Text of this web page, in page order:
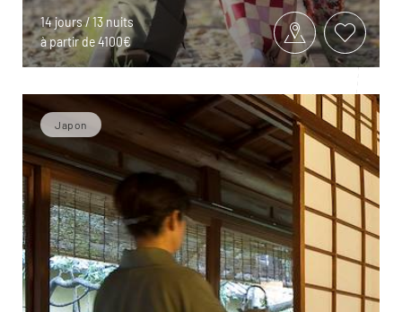
14 jours / 13 nuits
à partir de 4100€
Japon